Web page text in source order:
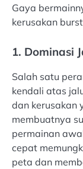
Gaya
kerusakan
1. Dominasi
Salah satu
kendali atas
dan kerusakan
membuatnya
permainan
cepat
peta dan